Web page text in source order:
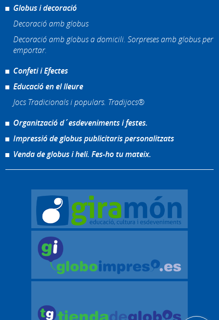
Globus i decoració
Decoració amb globus
Decoració amb globus a domicili. Sorpreses amb globus per
emportar.
Confeti i Efectes
Educació en el lleure
Jocs Tradicionals i populars. Tradijocs®
Organització d´esdeveniments i festes.
Impressió de globus publicitaris personalitzats
Venda de globus i heli. Fes-ho tu mateix.